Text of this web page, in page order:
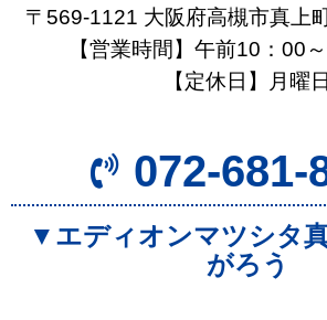
〒569-1121 大阪府高槻市真上
【営業時間】午前10：00
【定休日】月曜日
072-681-
▼エディオンマツシタ
がろう